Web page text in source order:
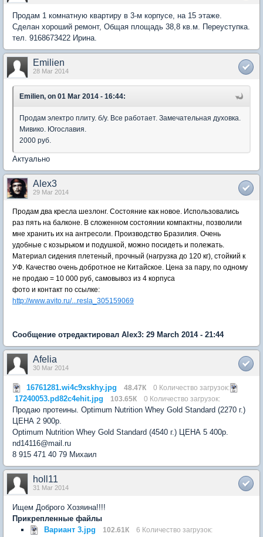
Продам 1 комнатную квартиру в 3-м корпусе, на 15 этаже.
Сделан хороший ремонт, Общая площадь 38,8 кв.м. Переуступка.
тел. 9168673422 Ирина.
Emilien
28 Mar 2014
Emilien, on 01 Mar 2014 - 16:44:
Продам электро плиту. б/у. Все работает. Замечательная духовка.
Мивико. Югославия.
2000 руб.
Актуально
Alex3
29 Mar 2014
Продам два кресла шезлонг. Состояние как новое. Использовались
раз пять на балконе. В сложенном состоянии компактны, позволили
мне хранить их на антресоли. Производство Бразилия. Очень
удобные с козырьком и подушкой, можно посидеть и полежать.
Материал сидения плетеный, прочный (нагрузка до 120 кг), стойкий к
УФ. Качество очень добротное не Китайское. Цена за пару, по одному
не продаю = 10 000 руб, самовывоз из 4 корпуса
фото и контакт по ссылке:
http://www.avito.ru/...resla_305159069
Сообщение отредактировал Alex3: 29 March 2014 - 21:44
Afelia
30 Mar 2014
16761281.wi4c9xskhy.jpg 48.47К 0 Количество загрузок:
17240053.pd82c4ehit.jpg 103.65К 0 Количество загрузок:
Продаю протеины. Optimum Nutrition Whey Gold Standard (2270 г.)
ЦЕНА 2 900р.
Optimum Nutrition Whey Gold Standard (4540 г.) ЦЕНА 5 400р.
nd14116@mail.ru
8 915 471 40 79 Михаил
holl11
31 Mar 2014
Ищем Доброго Хозяина!!!!
Прикрепленные файлы
Вариант 3.jpg
102.61К 6 Количество загрузок: